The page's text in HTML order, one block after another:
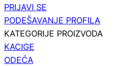
PRIJAVI SE
PODEŠAVANJE PROFILA
KATEGORIJE PROIZVODA
KACIGE
ODEĆA